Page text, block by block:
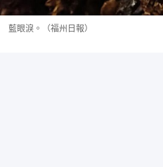
藍眼淚。（福州日報）